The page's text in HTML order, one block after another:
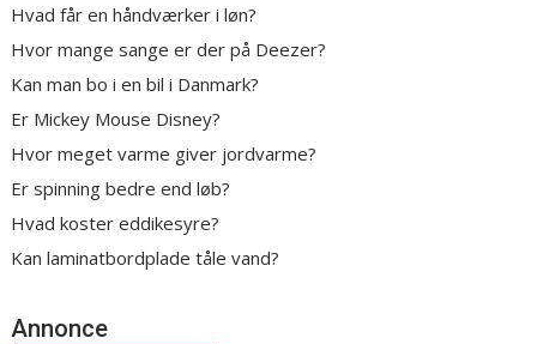
Hvad får en håndværker i løn?
Hvor mange sange er der på Deezer?
Kan man bo i en bil i Danmark?
Er Mickey Mouse Disney?
Hvor meget varme giver jordvarme?
Er spinning bedre end løb?
Hvad koster eddikesyre?
Kan laminatbordplade tåle vand?
Annonce